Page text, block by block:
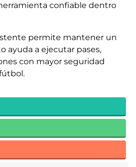
confiable dentro
permite mantener un
ayuda a ejecutar pases,
con mayor seguridad